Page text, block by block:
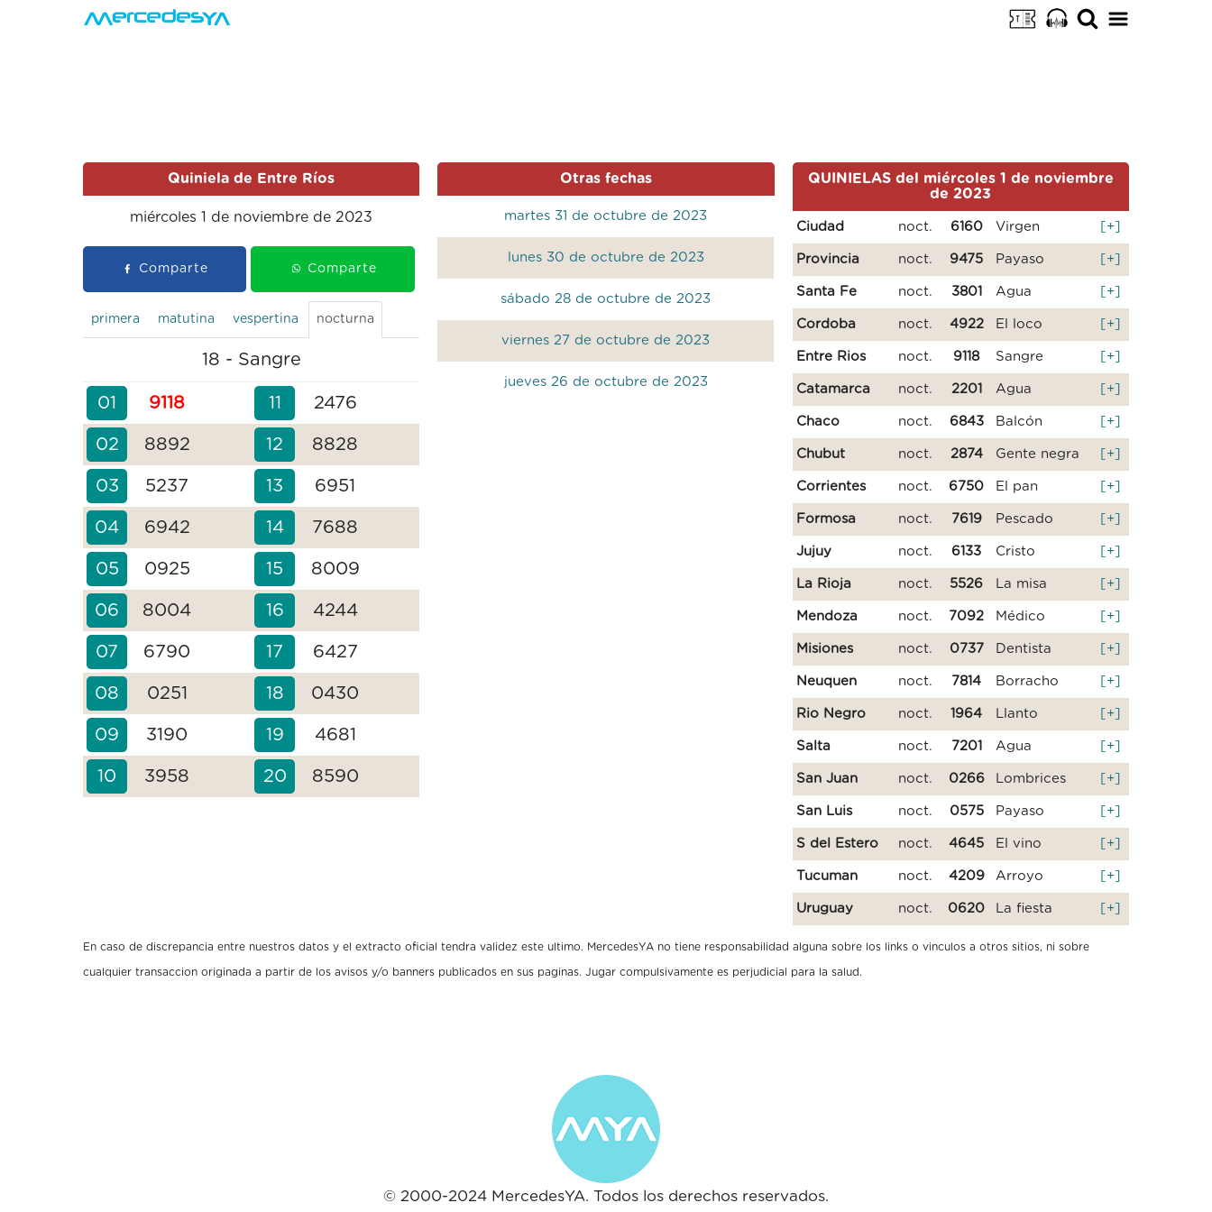
Quiniela de Entre Ríos
miércoles 1 de noviembre de 2023
Comparte Comparte
primera matutina vespertina nocturna
18 - Sangre
01 9118 11 2476
02 8892 12 8828
03 5237 13 6951
04 6942 14 7688
05 0925 15 8009
06 8004 16 4244
07 6790 17 6427
08 0251 18 0430
09 3190 19 4681
10 3958 20 8590
Otras fechas
martes 31 de octubre de 2023
lunes 30 de octubre de 2023
sábado 28 de octubre de 2023
viernes 27 de octubre de 2023
jueves 26 de octubre de 2023
QUINIELAS del miércoles 1 de noviembre
de 2023
Ciudad noct. 6160 Virgen [+]
Provincia noct. 9475 Payaso [+]
Santa Fe noct. 3801 Agua [+]
Cordoba noct. 4922 El loco [+]
Entre Rios noct. 9118 Sangre [+]
Catamarca noct. 2201 Agua [+]
Chaco noct. 6843 Balcón [+]
Chubut noct. 2874 Gente negra [+]
Corrientes noct. 6750 El pan [+]
Formosa noct. 7619 Pescado [+]
Jujuy noct. 6133 Cristo [+]
La Rioja noct. 5526 La misa [+]
Mendoza noct. 7092 Médico [+]
Misiones noct. 0737 Dentista [+]
Neuquen noct. 7814 Borracho [+]
Rio Negro noct. 1964 Llanto [+]
Salta noct. 7201 Agua [+]
San Juan noct. 0266 Lombrices [+]
San Luis noct. 0575 Payaso [+]
S del Estero noct. 4645 El vino [+]
Tucuman noct. 4209 Arroyo [+]
Uruguay noct. 0620 La fiesta [+]
En caso de discrepancia entre nuestros datos y el extracto oficial tendra validez este ultimo. MercedesYA no tiene responsabilidad alguna sobre los links o vinculos a otros sitios, ni sobre
cualquier transaccion originada a partir de los avisos y/o banners publicados en sus paginas. Jugar compulsivamente es perjudicial para la salud.
© 2000-2024 MercedesYA. Todos los derechos reservados.